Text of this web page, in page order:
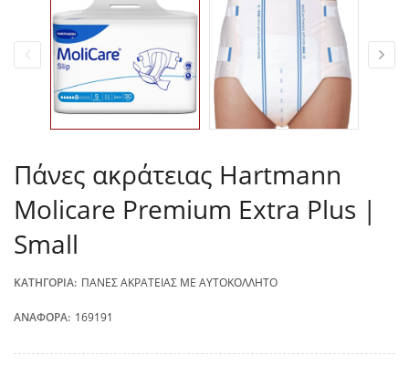
Πάνες ακράτειας Hartmann
Molicare Premium Extra Plus |
Small
ΚΑΤΗΓΟΡΊΑ: ΠΆΝΕΣ ΑΚΡΆΤΕΙΑΣ ΜΕ ΑΥΤΟΚΌΛΛΗΤΟ
ΑΝΑΦΟΡΆ: 169191